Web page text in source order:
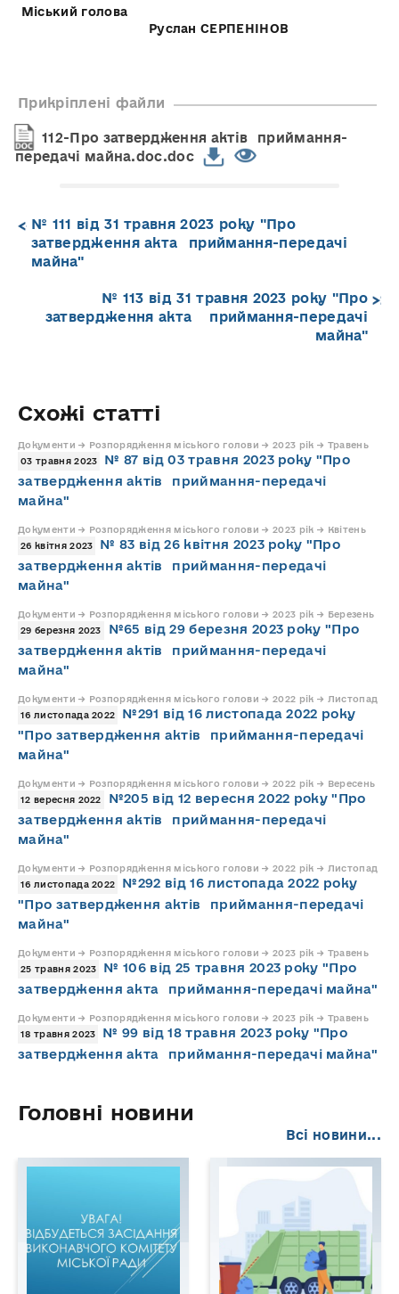
Міський голова
Руслан СЕРПЕНІНОВ
Прикріплені файли
112-Про затвердження актів приймання-
передачі майна.doc.doc
№ 111 від 31 травня 2023 року "Про
затвердження акта приймання-передачі
майна"
№ 113 від 31 травня 2023 року "Про
затвердження акта приймання-передачі
майна"
Схожі статті
Документи → Розпорядження міського голови → 2023 рік → Травень
03 травня 2023
№ 87 від 03 травня 2023 року "Про
затвердження актів приймання-передачі
майна"
Документи → Розпорядження міського голови → 2023 рік → Квітень
26 квітня 2023
№ 83 від 26 квітня 2023 року "Про
затвердження актів приймання-передачі
майна"
Документи → Розпорядження міського голови → 2023 рік → Березень
29 березня 2023
№65 від 29 березня 2023 року "Про
затвердження актів приймання-передачі
майна"
Документи → Розпорядження міського голови → 2022 рік → Листопад
16 листопада 2022
№291 від 16 листопада 2022 року
"Про затвердження актів приймання-передачі
майна"
Документи → Розпорядження міського голови → 2022 рік → Вересень
12 вересня 2022
№205 від 12 вересня 2022 року "Про
затвердження актів приймання-передачі
майна"
Документи → Розпорядження міського голови → 2022 рік → Листопад
16 листопада 2022
№292 від 16 листопада 2022 року
"Про затвердження актів приймання-передачі
майна"
Документи → Розпорядження міського голови → 2023 рік → Травень
25 травня 2023
№ 106 від 25 травня 2023 року "Про
затвердження акта приймання-передачі майна"
Документи → Розпорядження міського голови → 2023 рік → Травень
18 травня 2023
№ 99 від 18 травня 2023 року "Про
затвердження акта приймання-передачі майна"
Головні новини
Всі новини...